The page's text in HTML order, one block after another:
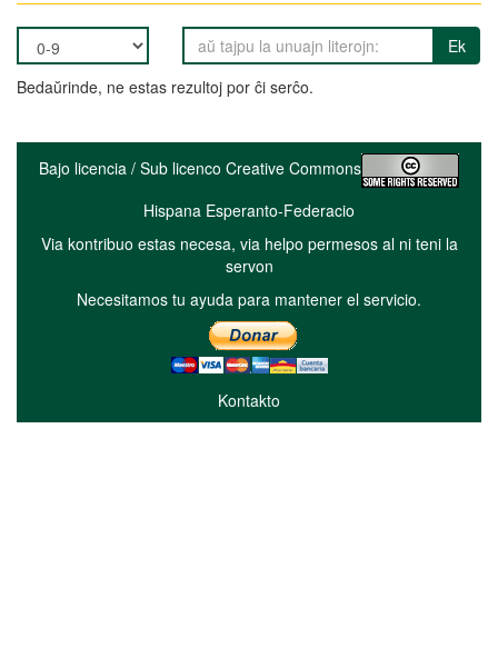
Ek
Bedaŭrinde, ne estas rezultoj por ĉi serĉo.
Bajo licencia / Sub licenco Creative Commons
Hispana Esperanto-Federacio
Via kontribuo estas necesa, via helpo permesos al ni teni la
servon
Necesitamos tu ayuda para mantener el servicio.
Kontakto